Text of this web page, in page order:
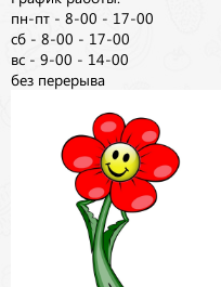
пн-пт - 8-00 - 17-00
сб - 8-00 - 17-00
вс - 9-00 - 14-00
без перерыва